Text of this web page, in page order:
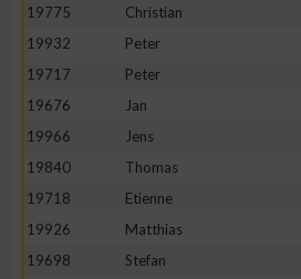
19775
Christian
19932
Peter
19717
Peter
19676
Jan
19966
Jens
19840
Thomas
19718
Etienne
19926
Matthias
19698
Stefan
Analyse von Zielgruppen durch
Entwicklung und Verbesserung der
IAB-Besonderheiten: